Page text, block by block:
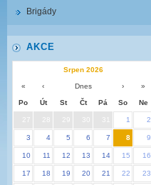
Brigády
AKCE
Srpen 2026
« ‹ Dnes › »
Po Út St Čt Pá So Ne
27 29 30 31 1 2
3 4 5 6 7 8 9
10 11 12 13 14 15 16
17 18 19 20 21 22 23